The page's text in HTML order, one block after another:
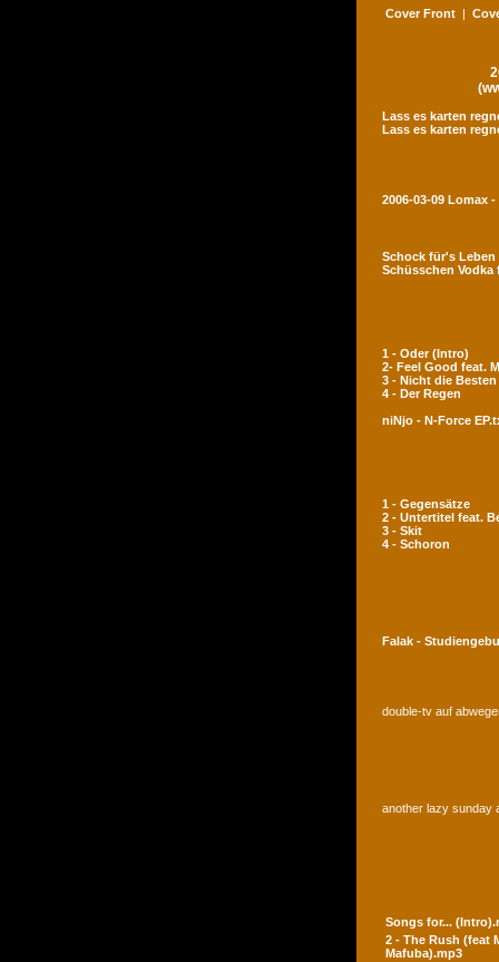
Cover Front |
Lass es karten
Lass es karten
2006-03-09 Lomax
Schock für's
Schüsschen Vodka
1 - Oder (Intro)
2- Feel Good feat.
3 - Nicht die Besten
4 - Der Regen
niNjo - N-Force
1 - Gegensätze
2 - Untertitel feat.
3 - Skit
4 - Schoron
Falak -
double-tv auf
another lazy sunday
Songs for...
2 - The Rush (feat
Mafuba).mp3